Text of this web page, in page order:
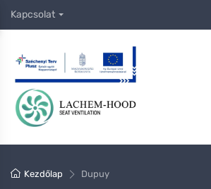
Kapcsolat
Kezdőlap Dupuy